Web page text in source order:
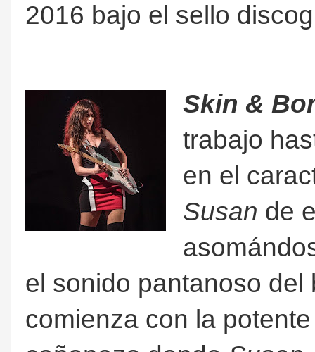
2016 bajo el sello
Skin &
trabajo
en el
Susan de
el sonido pantanoso
comienza con la